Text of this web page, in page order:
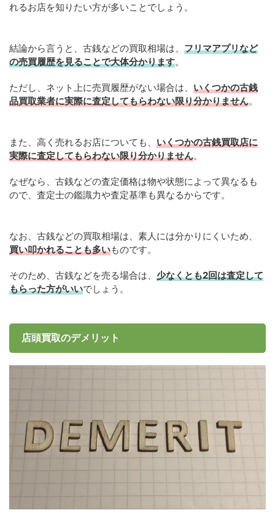
れるお店を知りたい方が多いことでしょう。
結論から言うと、古銭などの買取相場は、 フリマアプリなど
の売買履歴を見ることで大体分かります。
ただし、ネット上に売買履歴がない場合は、 いくつかの古銭
品買取業者に実際に査定してもらわない限り分かりません。
また、高く売れるお店についても、 いくつかの古銭買取店に
実際に査定してもらわない限り分かりません。
なぜなら、古銭などの査定価格は物や状態によって異なるも
ので、査定士の鑑識力や査定基準も異なるからです。
なお、古銭などの買取相場は、素人には分かりにくいため、
買い叩かれることも多いものです。
そのため、古銭などを売る場合は、 少なくとも2回は査定して
もらった方がいいでしょう。
店頭買取のデメリット